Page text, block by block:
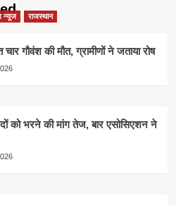
न्यूज राजस्थान
गौवंश की मौत, ग्रामीणों ने जताया रोष
को भरने की मांग तेज, बार एसोसिएशन ने